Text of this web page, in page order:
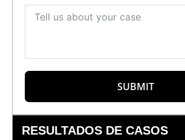
SUBMIT
RESULTADOS DE CASOS